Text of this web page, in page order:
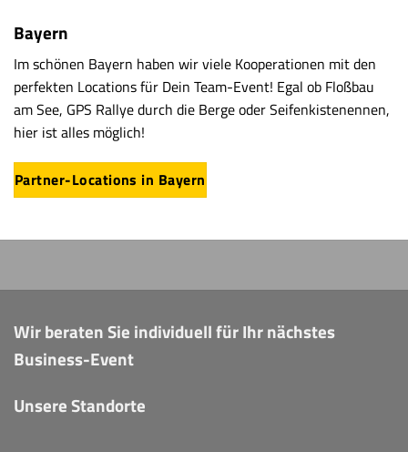
Bayern
Im schönen Bayern haben wir viele Kooperationen mit den
perfekten Locations für Dein Team-Event! Egal ob Floßbau
am See, GPS Rallye durch die Berge oder Seifenkistenennen,
hier ist alles möglich!
Partner-Locations in Bayern
Wir beraten Sie individuell für Ihr nächstes
Business-Event
Unsere Standorte